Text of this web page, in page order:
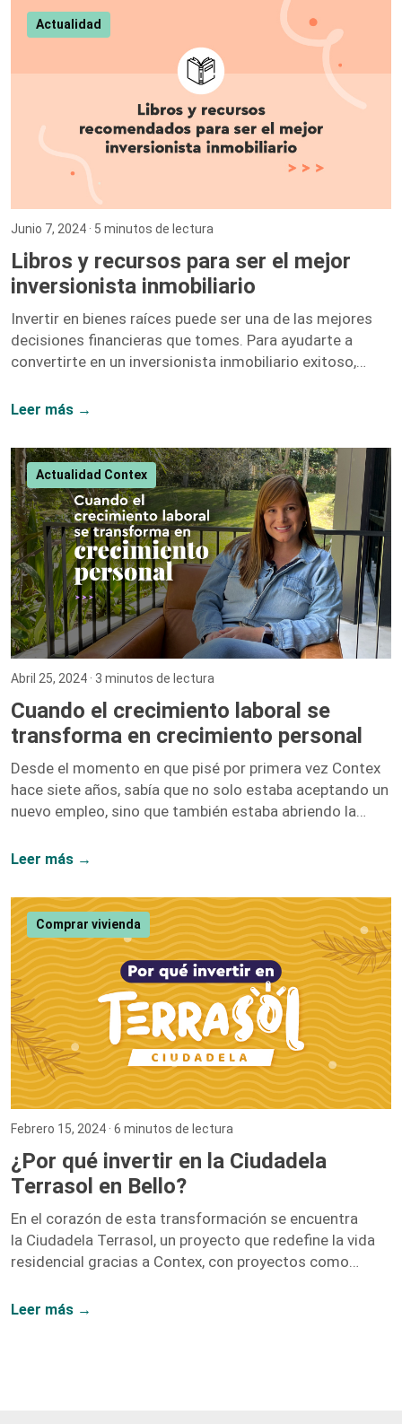
Actualidad
Junio 7, 2024 · 5 minutos de lectura
Libros y recursos para ser el mejor
inversionista inmobiliario
Invertir en bienes raíces puede ser una de las mejores
decisiones financieras que tomes. Para ayudarte a
convertirte en un inversionista inmobiliario exitoso,
proporcionarán las herramientas y el conocimiento
recomendaciones más destacadas. 1. El Inversionista
Millonario de Bienes Raíces – Gary Keller Gary Keller,
fundador de Keller Williams Realty, recopila los
testimonios de más de 100 inversionistas millonarios
para ofrecer una guía completa sobre […]
Leer más →
Actualidad Contex
Abril 25, 2024 · 3 minutos de lectura
Cuando el crecimiento laboral se
transforma en crecimiento personal
Desde el momento en que pisé por primera vez Contex
hace siete años, sabía que no solo estaba aceptando un
nuevo empleo, sino que también estaba abriendo la
me equivoqué. Hoy, siete años después, puedo afirmar
van de la mano, y mi paso por esta compañía lo
demuestra. Iniciar como una entusiasta del marketing
digital y ascender hasta convertirme en la Directora […]
Leer más →
Comprar vivienda
Febrero 15, 2024 · 6 minutos de lectura
¿Por qué invertir en la Ciudadela
Terrasol en Bello?
En el corazón de esta transformación se encuentra
la Ciudadela Terrasol, un proyecto que redefine la vida
residencial gracias a Contex, con proyectos como
Leer más →